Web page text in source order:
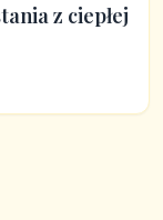
z ciepłej